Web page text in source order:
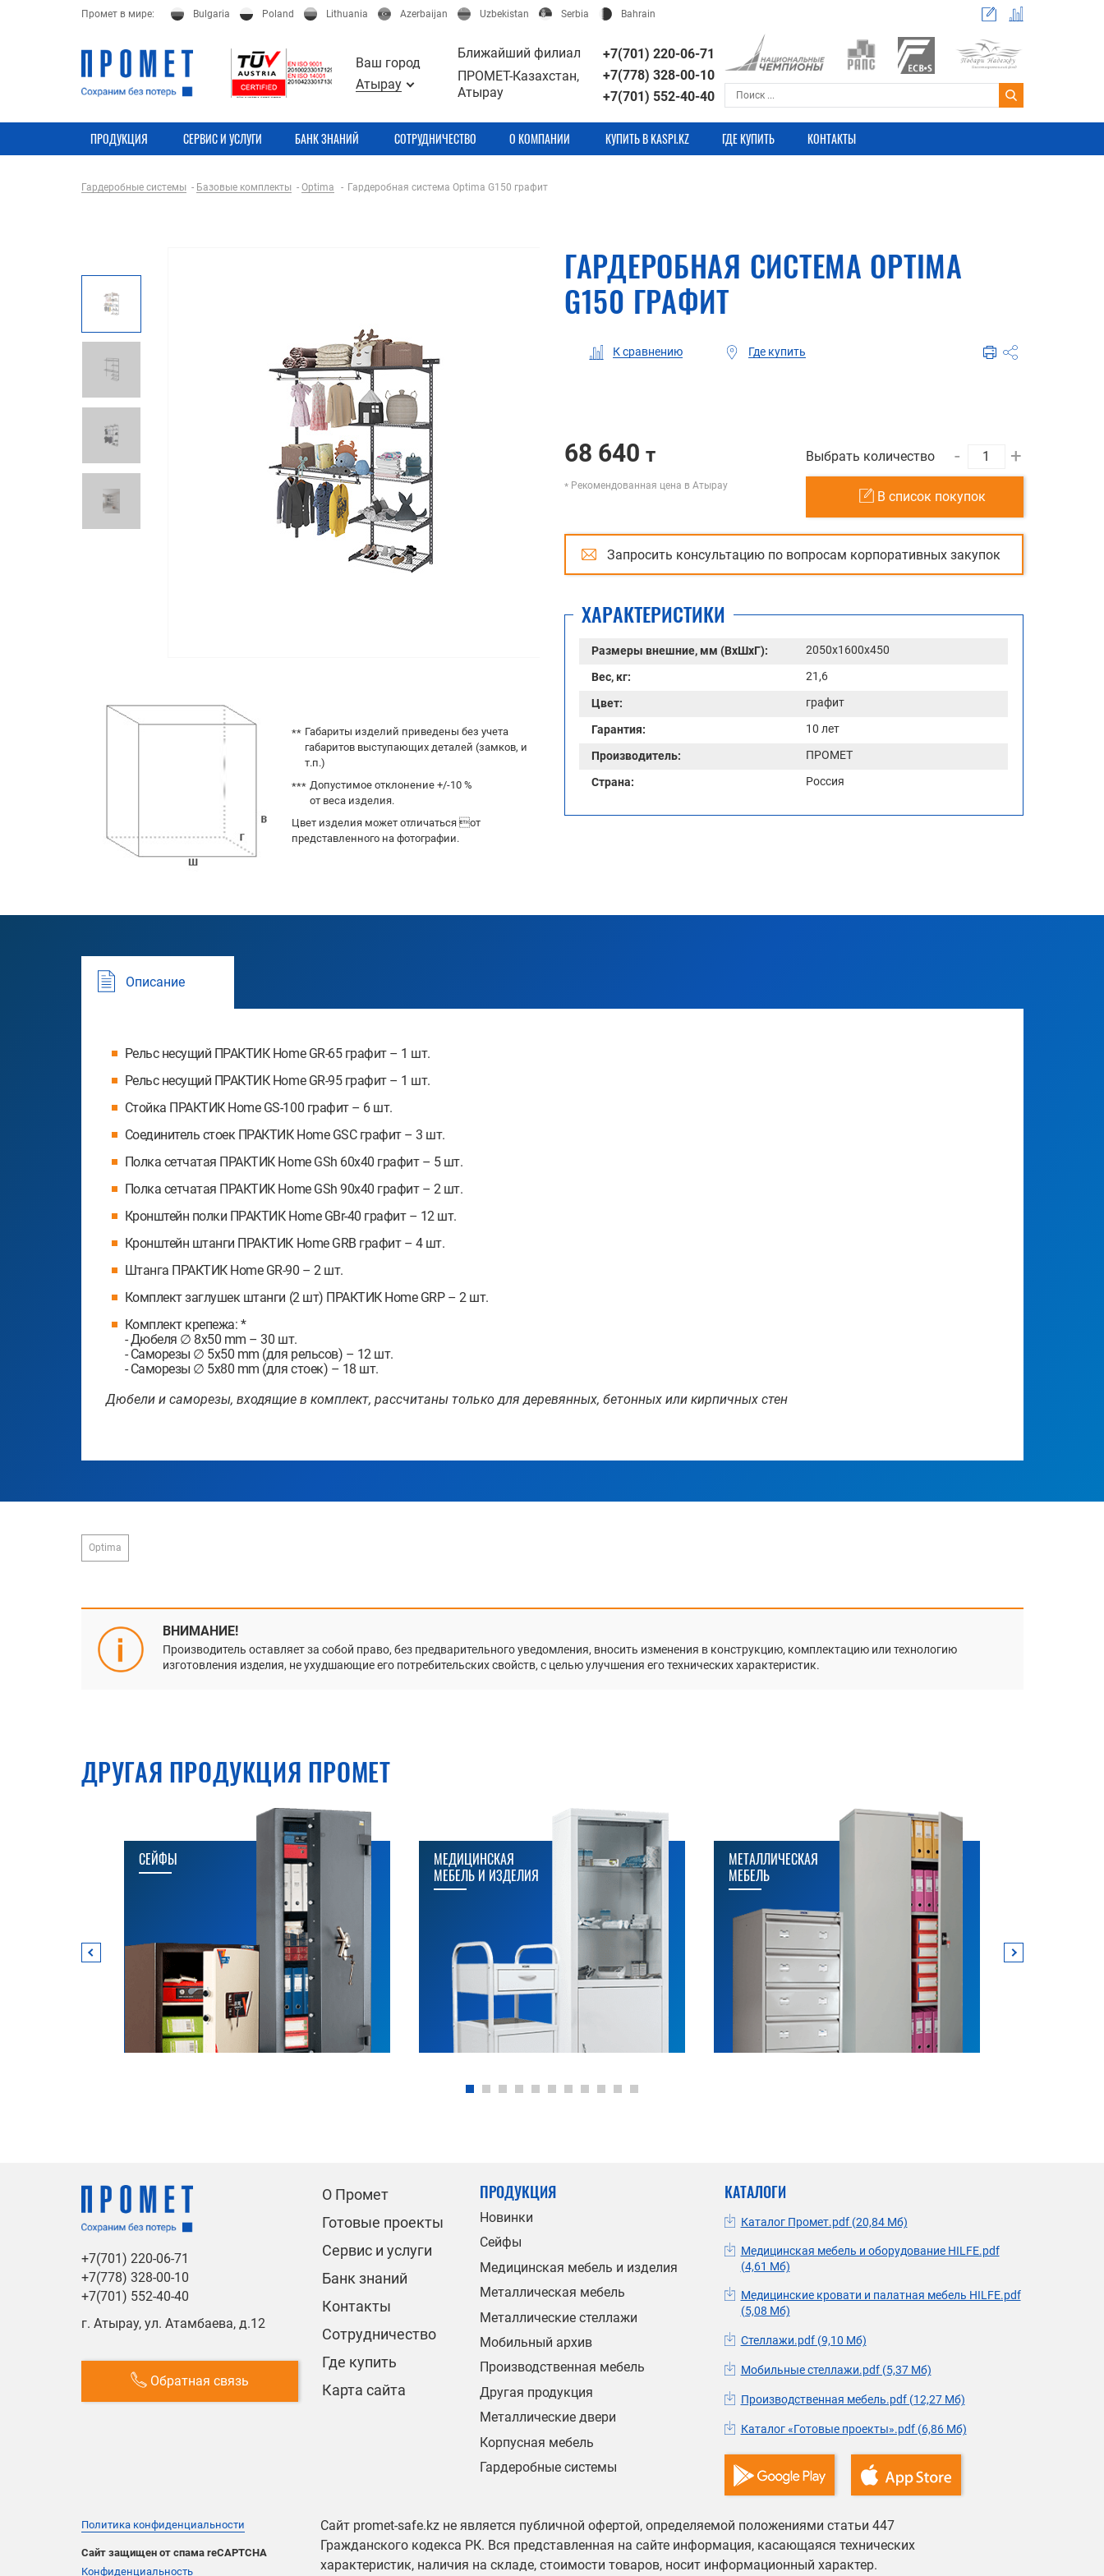
Промет в мире: Bulgaria Poland Lithuania Azerbaijan Uzbekistan Serbia Bahrain
Ваш город
Атырау
Ближайший филиал
ПРОМЕТ-Казахстан,
Атырау
+7(701) 220-06-71
+7(778) 328-00-10
+7(701) 552-40-40
ПРОДУКЦИЯ СЕРВИС И УСЛУГИ БАНК ЗНАНИЙ СОТРУДНИЧЕСТВО О КОМПАНИИ КУПИТЬ В KASPI.KZ ГДЕ КУПИТЬ КОНТАКТЫ
Гардеробные системы Базовые комплекты Optima Гардеробная система Optima G150 графит
ГАРДЕРОБНАЯ СИСТЕМА OPTIMA
G150 ГРАФИТ
К сравнению Где купить
68 640 т
Рекомендованная цена в Атырау
Выбрать количество - +
В список покупок
Запросить консультацию по вопросам корпоративных закупок
ХАРАКТЕРИСТИКИ
Размеры внешние, мм (ВхШхГ): 2050x1600x450
Вес, кг: 21,6
Цвет: графит
Гарантия: 10 лет
Производитель: ПРОМЕТ
Страна: Россия
Габариты изделий приведены без учета
габаритов выступающих деталей (замков, и
т.п.)
Допустимое отклонение +/-10 %
от веса изделия.
Цвет изделия может отличаться от
представленного на фотографии.
Описание
Рельс несущий ПРАКТИК Home GR-65 графит – 1 шт.
Рельс несущий ПРАКТИК Home GR-95 графит – 1 шт.
Стойка ПРАКТИК Home GS-100 графит – 6 шт.
Соединитель стоек ПРАКТИК Home GSC графит – 3 шт.
Полка сетчатая ПРАКТИК Home GSh 60х40 графит – 5 шт.
Полка сетчатая ПРАКТИК Home GSh 90х40 графит – 2 шт.
Кронштейн полки ПРАКТИК Home GBr-40 графит – 12 шт.
Кронштейн штанги ПРАКТИК Home GRB графит – 4 шт.
Штанга ПРАКТИК Home GR-90 – 2 шт.
Комплект заглушек штанги (2 шт) ПРАКТИК Home GRP – 2 шт.
Комплект крепежа: *
- Дюбеля ∅ 8х50 mm – 30 шт.
- Саморезы ∅ 5х50 mm (для рельсов) – 12 шт.
- Саморезы ∅ 5х80 mm (для стоек) – 18 шт.
Дюбели и саморезы, входящие в комплект, рассчитаны только для деревянных, бетонных или кирпичных стен
Optima
ВНИМАНИЕ!
Производитель оставляет за собой право, без предварительного уведомления, вносить изменения в конструкцию, комплектацию или технологию
изготовления изделия, не ухудшающие его потребительских свойств, с целью улучшения его технических характеристик.
ДРУГАЯ ПРОДУКЦИЯ ПРОМЕТ
СЕЙФЫ
МЕДИЦИНСКАЯ
МЕБЕЛЬ И ИЗДЕЛИЯ
МЕТАЛЛИЧЕСКАЯ
МЕБЕЛЬ
+7(701) 220-06-71
+7(778) 328-00-10
+7(701) 552-40-40
г. Атырау, ул. Атамбаева, д.12
Обратная связь
О Промет
Готовые проекты
Сервис и услуги
Банк знаний
Контакты
Сотрудничество
Где купить
Карта сайта
ПРОДУКЦИЯ
Новинки
Сейфы
Медицинская мебель и изделия
Металлическая мебель
Металлические стеллажи
Мобильный архив
Производственная мебель
Другая продукция
Металлические двери
Корпусная мебель
Гардеробные системы
КАТАЛОГИ
Каталог Промет.pdf (20,84 Мб)
Медицинская мебель и оборудование HILFE.pdf
(4,61 Мб)
Медицинские кровати и палатная мебель HILFE.pdf
(5,08 Мб)
Стеллажи.pdf (9,10 Мб)
Мобильные стеллажи.pdf (5,37 Мб)
Производственная мебель.pdf (12,27 Мб)
Каталог «Готовые проекты».pdf (6,86 Мб)
Политика конфиденциальности
Сайт защищен от спама reCAPTCHA
Конфиденциальность
Сайт promet-safe.kz не является публичной офертой, определяемой положениями статьи 447
Гражданского кодекса РК. Вся представленная на сайте информация, касающаяся технических
характеристик, наличия на складе, стоимости товаров, носит информационный характер.